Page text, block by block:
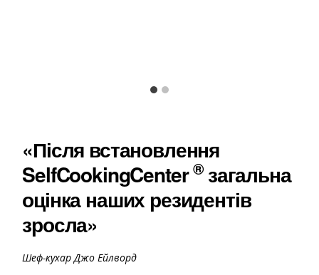
«Після встановлення
SelfCookingCenter®загальна
оцінка наших резидентів
зросла»
Шеф-кухар Джо Ейлворд